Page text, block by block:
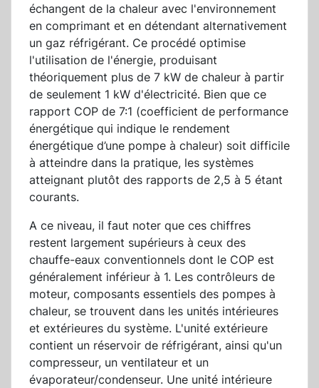
échangent de la chaleur avec l'environnement
en comprimant et en détendant alternativement
un gaz réfrigérant. Ce procédé optimise
l'utilisation de l'énergie, produisant
théoriquement plus de 7 kW de chaleur à partir
de seulement 1 kW d'électricité. Bien que ce
rapport COP de 7:1 (coefficient de performance
énergétique qui indique le rendement
énergétique d’une pompe à chaleur) soit difficile
à atteindre dans la pratique, les systèmes
atteignant plutôt des rapports de 2,5 à 5 étant
courants.
A ce niveau, il faut noter que ces chiffres
restent largement supérieurs à ceux des
chauffe-eaux conventionnels dont le COP est
généralement inférieur à 1. Les contrôleurs de
moteur, composants essentiels des pompes à
chaleur, se trouvent dans les unités intérieures
et extérieures du système. L'unité extérieure
contient un réservoir de réfrigérant, ainsi qu'un
compresseur, un ventilateur et un
évaporateur/condenseur. Une unité intérieure